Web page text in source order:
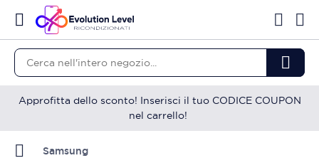
Approfitta dello sconto! Inserisci il tuo CODICE COUPON
nel carrello!
Samsung